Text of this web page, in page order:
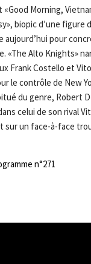
Morning,
biopic d’une
aujourd’hui pour
«The Alto Knights»
Frank Costello et
le contrôle de New
du genre, Robert
celui de son rival
sur un face-à-face
n°271